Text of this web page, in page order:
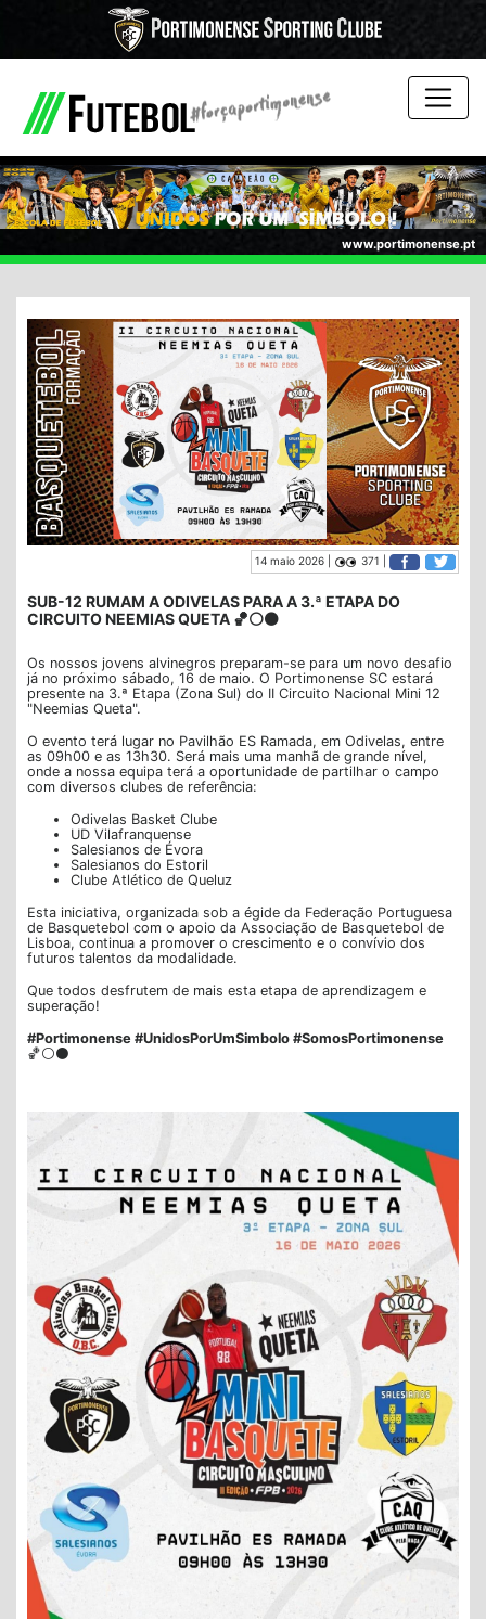
www.portimonense.pt
14 maio 2026 | 371 |
SUB-12 RUMAM A ODIVELAS PARA A 3.ª ETAPA DO
CIRCUITO NEEMIAS QUETA 🏀⚪⚫
Os nossos jovens alvinegros preparam-se para um novo desafio
já no próximo sábado, 16 de maio. O Portimonense SC estará
presente na 3.ª Etapa (Zona Sul) do II Circuito Nacional Mini 12
"Neemias Queta".
O evento terá lugar no Pavilhão ES Ramada, em Odivelas, entre
as 09h00 e as 13h30. Será mais uma manhã de grande nível,
onde a nossa equipa terá a oportunidade de partilhar o campo
com diversos clubes de referência:
Odivelas Basket Clube
UD Vilafranquense
Salesianos de Évora
Salesianos do Estoril
Clube Atlético de Queluz
Esta iniciativa, organizada sob a égide da Federação Portuguesa
de Basquetebol com o apoio da Associação de Basquetebol de
Lisboa, continua a promover o crescimento e o convívio dos
futuros talentos da modalidade.
Que todos desfrutem de mais esta etapa de aprendizagem e
superação!
#Portimonense #UnidosPorUmSimbolo #SomosPortimonense
🏀⚪⚫